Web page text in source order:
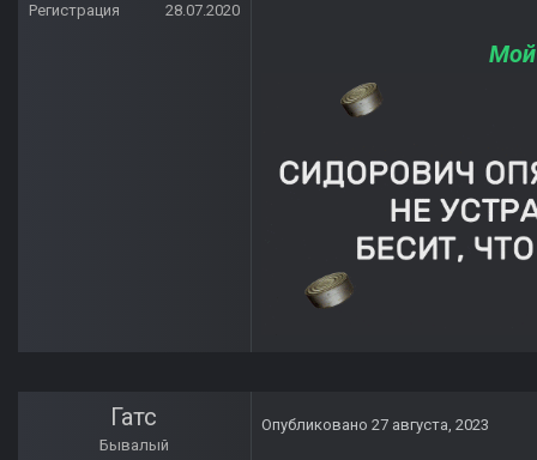
Регистрация
28.07.2020
Гатс
Бывалый
Опубликовано 27 августа, 2023